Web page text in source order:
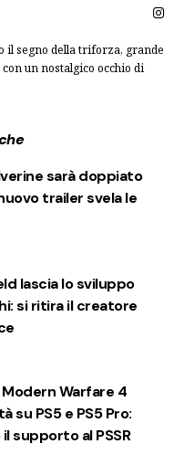
il segno della triforza, grande
un nostalgico occhio di
sarà doppiato
trailer svela le
lascia lo sviluppo
si ritira il creatore
Warfare 4
su PS5 e PS5 Pro:
supporto al PSSR